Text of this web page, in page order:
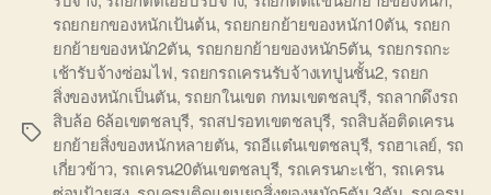
Tags
รถยกยกของหนักเป้นต้น, รถยกยกย้ายของหนัก10ตัน, รถยก
ยกย้ายของหนัก2ตัน, รถยกยกย้ายของหนัก5ตัน, รถยกรถกะ
เช้ารับจ้างซ่อมไฟ, รถยกรถเครนรับจ้างเทปูนชั้น2, รถยก
สิ่งของหนักเป็นตัน, รถยกในเขต กทมเขตชลบุรี, รถลากดึงรถ
สิบล้อ 6ล้อเขตชลบุรี, รถสปรอทเขตชลบุรี, รถสิบล้อติดเครน
ยกย้ายสิ่งของหนักหลายตัน, รถอีแต๋นเขตชลบุรี, รถฮาเลย์, รถ
เกี่ยวข้าว, รถเครน20ตันเขตชลบุรี, รถเครนกะเช้า, รถเครน